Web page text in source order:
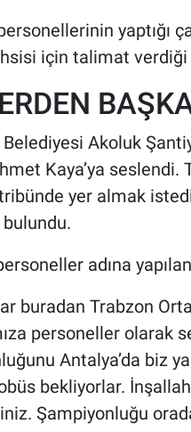
yaptığı
için talimat verdiği
Akoluk
Kaya’ya seslendi.
yer almak
adına
buradan Trabzon
personeller olarak
Antalya’da biz
bekliyorlar.
Şampiyonluğu